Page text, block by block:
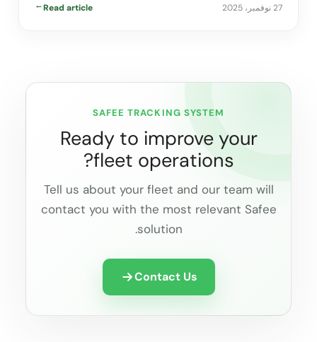
27 نوفمبر، 2025 Read article
→
SAFEE TRACKING SYSTEM
Ready to improve your
fleet operations?
Tell us about your fleet and our team will
contact you with the most relevant Safee
solution.
Contact Us